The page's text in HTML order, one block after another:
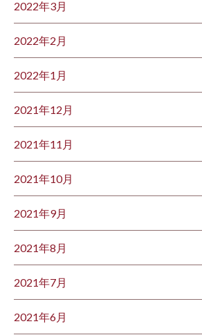
2022年3月
2022年2月
2022年1月
2021年12月
2021年11月
2021年10月
2021年9月
2021年8月
2021年7月
2021年6月